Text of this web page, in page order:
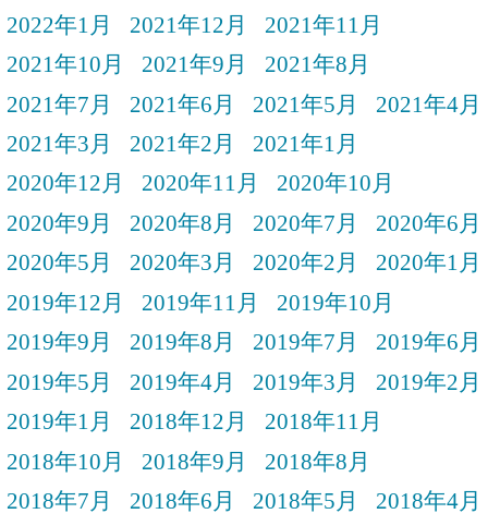
2022年1月
2021年12月
2021年11月
2021年10月
2021年9月
2021年8月
2021年7月
2021年6月 2021年5月
2021年4月
2021年3月
2021年2月
2021年1月
2020年12月
2020年11月
2020年10月
2020年9月
2020年8月 2020年7月
2020年6月
2020年5月
2020年3月 2020年2月
2020年1月
2019年12月
2019年11月
2019年10月
2019年9月
2019年8月 2019年7月
2019年6月
2019年5月
2019年4月 2019年3月
2019年2月
2019年1月
2018年12月
2018年11月
2018年10月
2018年9月
2018年8月
2018年7月
2018年6月 2018年5月
2018年4月